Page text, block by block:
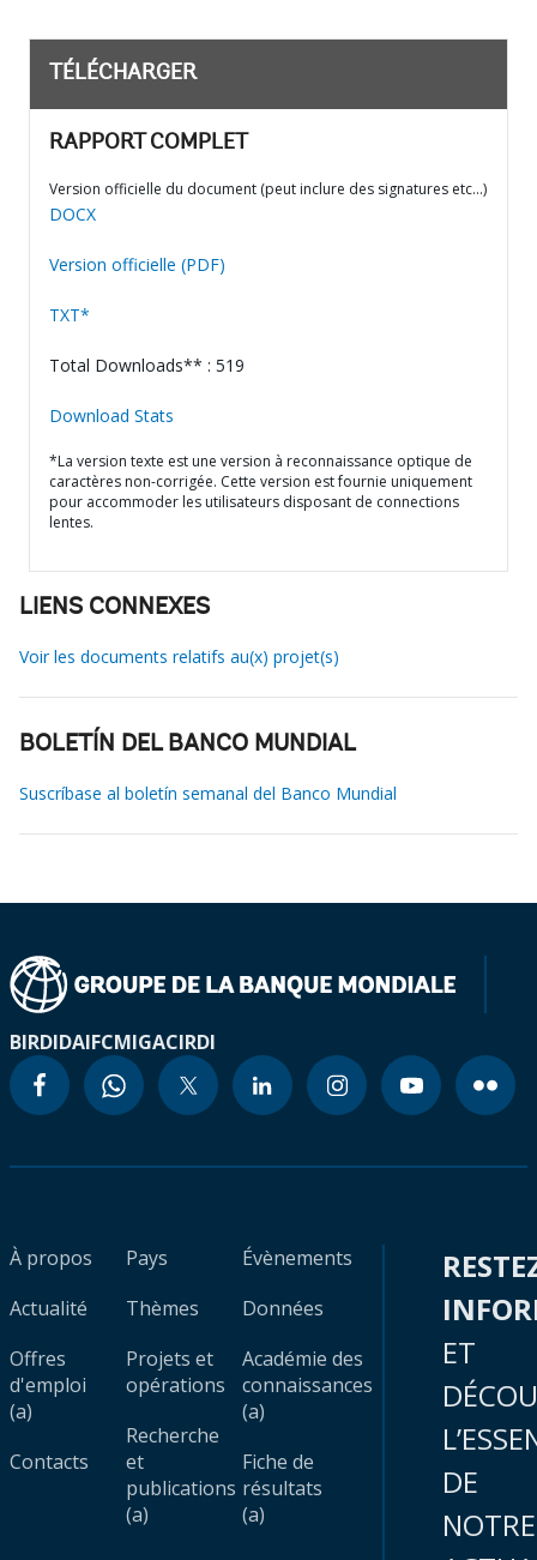
TÉLÉCHARGER
RAPPORT COMPLET
Version officielle du document (peut inclure des signatures etc…)
DOCX
Version officielle (PDF)
TXT*
Total Downloads** : 519
Download Stats
*La version texte est une version à reconnaissance optique de
caractères non-corrigée. Cette version est fournie uniquement
pour accommoder les utilisateurs disposant de connections
lentes.
LIENS CONNEXES
Voir les documents relatifs au(x) projet(s)
BOLETÍN DEL BANCO MUNDIAL
Suscríbase al boletín semanal del Banco Mundial
BIRDIDAIFCMIGACIRDI
À propos
Actualité
Offres
d'emploi
(a)
Contacts
Pays
Thèmes
Projets et
opérations
Recherche
et
publications
(a)
Évènements
Données
Académie des
connaissances
(a)
Fiche de
résultats
(a)
ET
DE
NOTRE